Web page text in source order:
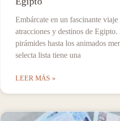
Embárcate en un fascinante
atracciones y destinos de Egipto.
pirámides hasta los animados
selecta lista tiene una
LEER MÁS »